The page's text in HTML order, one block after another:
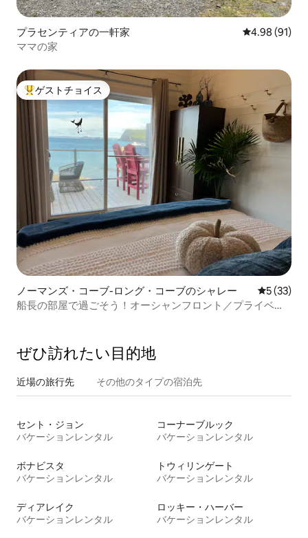
プラセンティアの一軒家 レビュー91
4.98 (91)
ママの家
大好評のゲストチョイスです。
ゲストチョイス
ノーマンズ・コーブ-ロング・コーブのシャレー レビュー
5 (33)
船長の部屋で過ごそう！オーシャンフロント／プライベー
ぜひ訪⁠れ⁠た⁠い目⁠的⁠地
近場の旅行先 その他のタ⁠イ⁠プ⁠の宿⁠泊⁠先
セント・ジョン
バケーションレンタル
コーナーブルック
バケーションレンタル
ボナビスタ
バケーションレンタル
トウィリンゲート
バケーションレンタル
ディアレイク
バケーションレンタル
ロッキー・ハーバー
バケーションレンタル